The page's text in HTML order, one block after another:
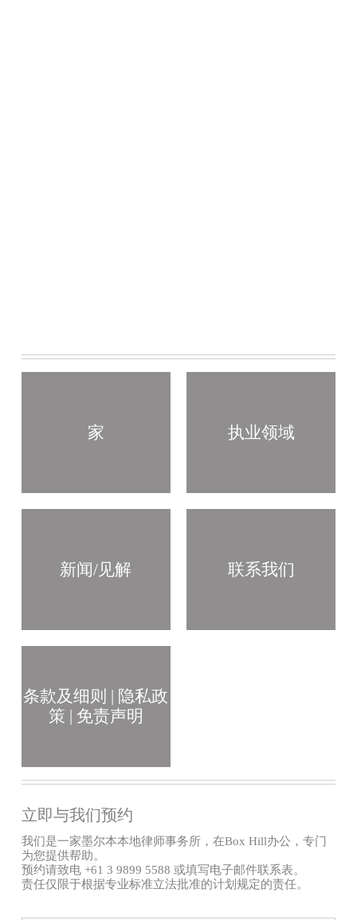
家 执业领域
新闻/见解 联系我们
条款及细则 | 隐私政
策 | 免责声明
立即与我们预约
我们是一家墨尔本本地律师事务所，在Box Hill办公，专门
为您提供帮助。
预约请致电 +61 3 9899 5588 或填写电子邮件联系表。
责任仅限于根据专业标准立法批准的计划规定的责任。